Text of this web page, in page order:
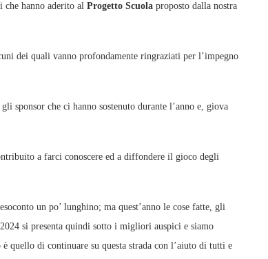
che hanno aderito al Progetto Scuola proposto dalla nostra
dei quali vanno profondamente ringraziati per l’impegno
sponsor che ci hanno sostenuto durante l’anno e, giova
a farci conoscere ed a diffondere il gioco degli
un po’ lunghino; ma quest’anno le cose fatte, gli
si presenta quindi sotto i migliori auspici e siamo
quello di continuare su questa strada con l’aiuto di tutti e